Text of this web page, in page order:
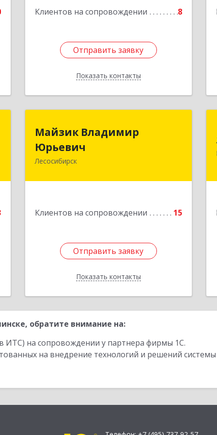
Клиентов на сопровождении 8
Отправить заявку
Показать контакты
Отправить заявку
Назад
Майзик Владимир
Юрьевич
Лесосибирск
Клиентов на сопровождении 15
Отправить заявку
Показать контакты
Юрьевич
Отправить заявку
Назад
обратите внимание на:
ИТС) на сопровождении у партнера фирмы 1С.
на внедрение технологий и решений